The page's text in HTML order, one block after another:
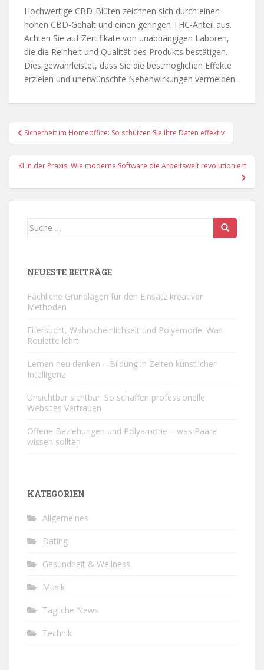
Hochwertige CBD-Blüten zeichnen sich durch einen
hohen CBD-Gehalt und einen geringen THC-Anteil aus.
Achten Sie auf Zertifikate von unabhängigen Laboren,
die die Reinheit und Qualität des Produkts bestätigen.
Dies gewährleistet, dass Sie die bestmöglichen Effekte
erzielen und unerwünschte Nebenwirkungen vermeiden.
Beitragsnavigation
Sicherheit im Homeoffice: So schützen Sie Ihre Daten effektiv
KI in der Praxis: Wie moderne Software die Arbeitswelt revolutioniert
Suche
NEUESTE BEITRÄGE
Fachliche Grundlagen für den Einsatz kreativer
Methoden
Eifersucht, Wahrscheinlichkeit und Polyamorie: Was
Roulette lehrt
Lernen neu denken – Bildung in Zeiten künstlicher
Intelligenz
Unsichtbar sichtbar: So schaffen professionelle
Websites Vertrauen
Offene Beziehungen und Polyamorie – was Paare
wissen sollten
KATEGORIEN
Allgemeines
Dating
Gesundheit & Wellness
Musik
Tägliche News
Technik